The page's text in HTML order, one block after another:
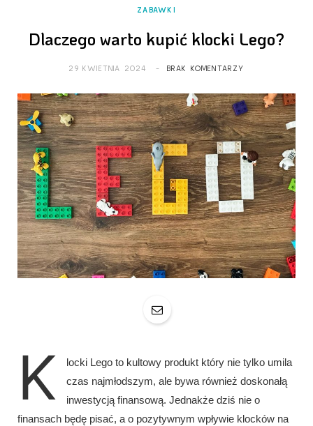
ZABAWKI
Dlaczego warto kupić klocki Lego?
29 KWIETNIA 2024 BRAK KOMENTARZY
K
locki Lego to kultowy produkt który nie tylko umila
czas najmłodszym, ale bywa również doskonałą
inwestycją finansową. Jednakże dziś nie o
finansach będę pisać, a o pozytywnym wpływie klocków na